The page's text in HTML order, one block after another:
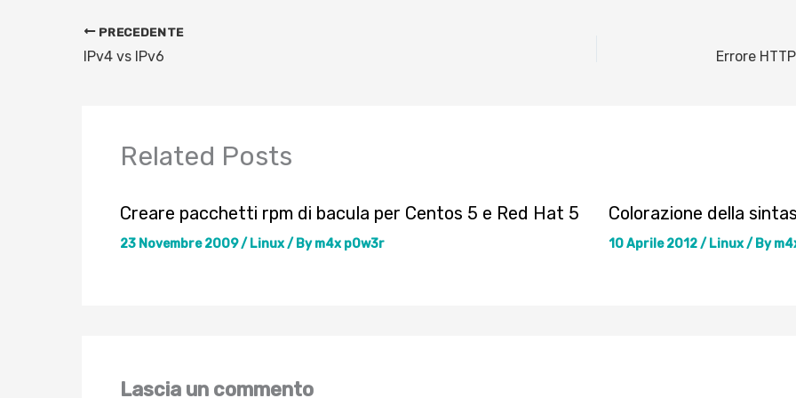
PRECEDENTE
IPv4 vs IPv6
Related Posts
Creare pacchetti rpm di bacula per Centos 5 e Red Hat 5
23 Novembre 2009/ Linux/ Bym4x p0w3r
Colorazione della
10 Aprile 2012/ Linux/ By
Lascia un commento